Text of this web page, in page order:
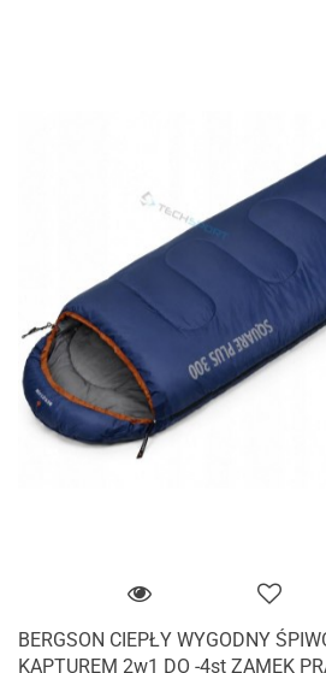
BERGSON CIEPŁY WYGODNY
KAPTUREM 2w1 DO -4st ZAMEK